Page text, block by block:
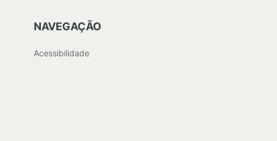
NAVEGAÇÃO
Acessibilidade